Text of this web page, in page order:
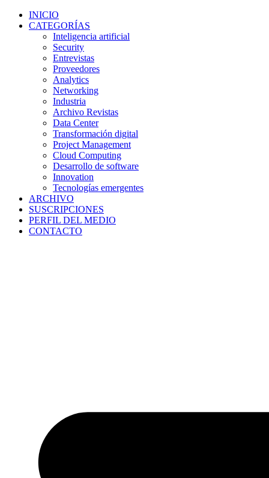
INICIO
CATEGORÍAS
Inteligencia artificial
Security
Entrevistas
Proveedores
Analytics
Networking
Industria
Archivo Revistas
Data Center
Transformación digital
Project Management
Cloud Computing
Desarrollo de software
Innovation
Tecnologías emergentes
ARCHIVO
SUSCRIPCIONES
PERFIL DEL MEDIO
CONTACTO